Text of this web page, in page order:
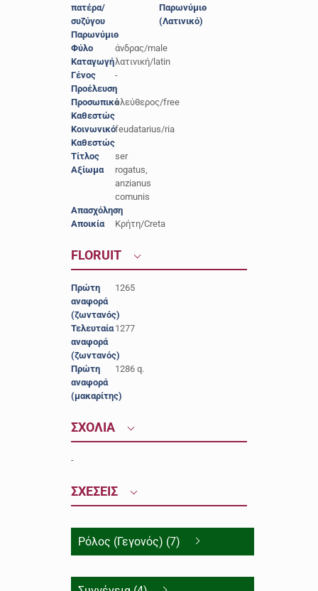
πατέρα/
συζύγου
Παρωνύμιο
-
Φύλο
άνδρας/male
Καταγωγήλατινική/latin
Γένος
-
Προέλευση-
Προσωπικό
Καθεστώς
ελεύθερος/free
Κοινωνικό
Καθεστώς
feudatarius/ria
Τίτλος
ser
Αξίωμα
rogatus,
anzianus
comunis
Απασχόληση
-
Αποικία
Κρήτη/Creta
Παρωνύμιο
(Λατινικό)
-
FLORUIT
Πρώτη
αναφορά
(ζωντανός)
1265
Τελευταία
αναφορά
(ζωντανός)
1277
Πρώτη
αναφορά
(μακαρίτης)
1286 q.
ΣΧΟΛΙΑ
-
ΣΧΕΣΕΙΣ
Ρόλος (Γεγονός) (7)